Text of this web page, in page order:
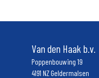
Van den Haak b.v.
Poppenbouwing 19
4191 NZ Geldermalsen